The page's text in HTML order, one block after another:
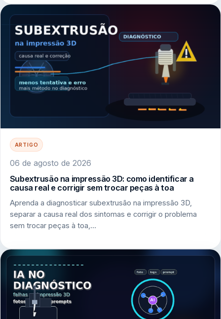
ARTIGO
06 de agosto de 2026
Subextrusão na impressão 3D: como identificar a
causa real e corrigir sem trocar peças à toa
Aprenda a diagnosticar subextrusão na impressão 3D,
separar a causa real dos sintomas e corrigir o problema
sem trocar peças à toa,…